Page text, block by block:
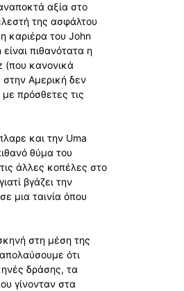
αξία στο
της ασφάλτου
καριέρα του John
πιθανότατα η
(που κανονικά
στην Αμερική δεν
πρόσθετες τις
και την Uma
θύμα του
άλλες κοπέλες στο
βγάζει την
μια ταινία όπου
στη μέση της
ότι
δράσης, τα
γίνονταν στα